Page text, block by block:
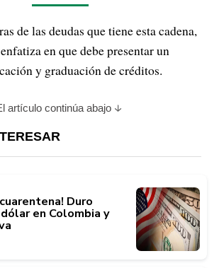
de las deudas que tiene esta cadena,
en que debe presentar un
y graduación de créditos.
artículo continúa abajo
Duro
en Colombia y